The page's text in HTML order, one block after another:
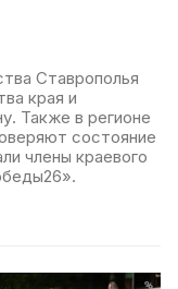
Ставрополья
края и
Также в регионе
состояние
члены краевого